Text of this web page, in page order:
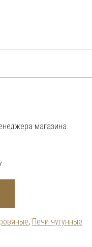
магазина.
, Печи чугунные